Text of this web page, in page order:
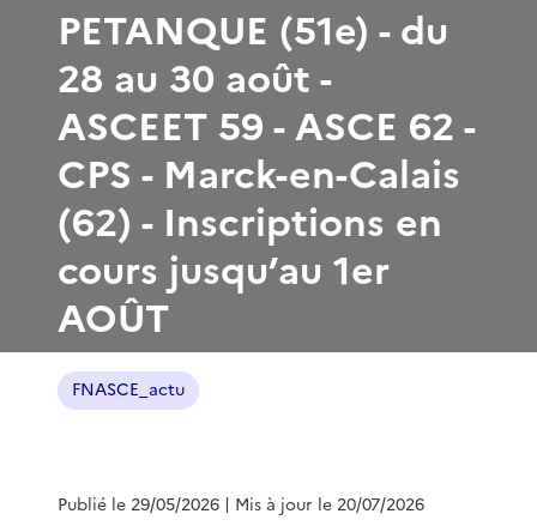
PETANQUE (51e) - du
28 au 30 août -
ASCEET 59 - ASCE 62 -
CPS - Marck-en-Calais
(62) - Inscriptions en
cours jusqu’au 1er
AOÛT
FNASCE_actu
Publié le 29/05/2026 | Mis à jour le 20/07/2026